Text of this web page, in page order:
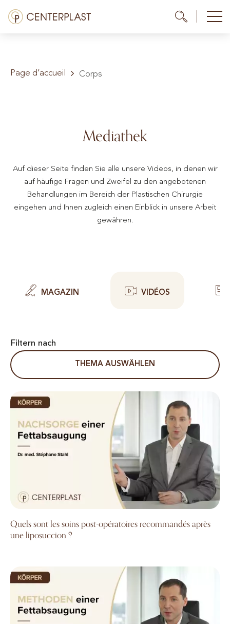
Menü
À propos de nous
Page d’accueil Corps
Mediathek
Auf dieser Seite finden Sie alle unsere Videos, in denen wir
auf häufige Fragen und Zweifel zu den angebotenen
Behandlungen im Bereich der Plastischen Chirurgie
eingehen und Ihnen zugleich einen Einblick in unsere Arbeit
gewähren.
MAGAZIN VIDÉOS
Filtern nach
THEMA AUSWÄHLEN
Quels sont les soins post-opératoires recommandés
Quels sont les soins post-opératoires recommandés après
une liposuccion ?
Quelles sont les méthodes de liposuccion disponibles ?